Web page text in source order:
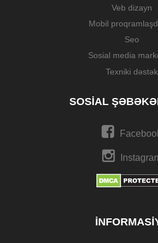
Veb dizayn
Mobil
Seo
Sosial media
Texniki dəstək
SOSIAL